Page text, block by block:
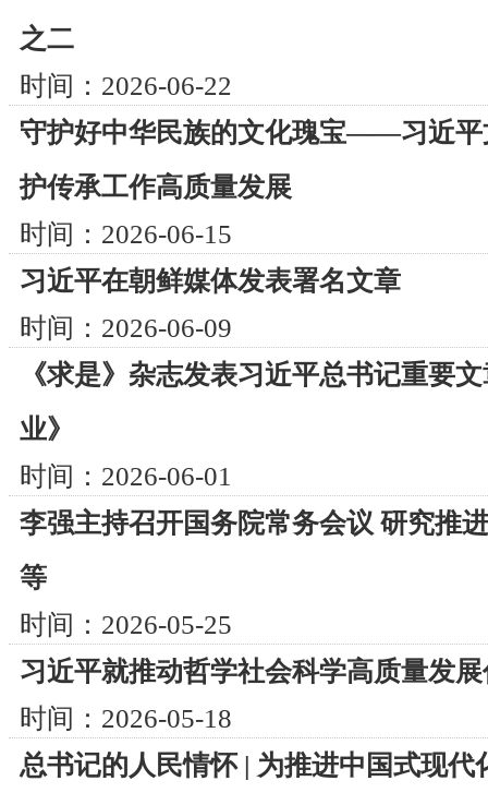
之二
时间：2026-06-22
守护好中华民族的文化瑰宝——习近平
护传承工作高质量发展
时间：2026-06-15
习近平在朝鲜媒体发表署名文章
时间：2026-06-09
《求是》杂志发表习近平总书记重要
业》
时间：2026-06-01
李强主持召开国务院常务会议 研究推
等
时间：2026-05-25
习近平就推动哲学社会科学高质量发
时间：2026-05-18
总书记的人民情怀 | 为推进中国式现代